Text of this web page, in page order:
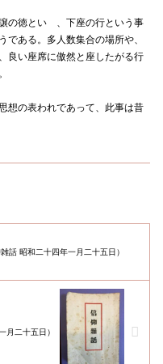
の徳といゝ、下座の行という事
ある。多人数集合の場所や、
良い座席に傲然と座したがる行
想の表われであって、此事は昔
話 昭和二十四年一月二十五日）
月二十五日）